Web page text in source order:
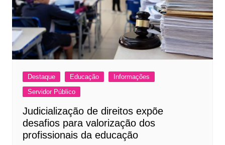
Destaque Educação
Informações
Servidor Público
Judicialização de direitos expõe
desafios para valorização dos
profissionais da educação